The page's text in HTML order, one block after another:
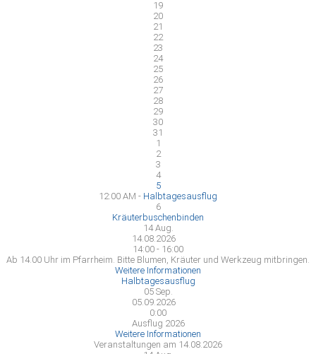
19
20
21
22
23
24
25
26
27
28
29
30
31
1
2
3
4
5
12:00 AM - Halbtagesausflug
6
Kräuterbuschenbinden
14 Aug.
14.08.2026
14:00 - 16:00
Ab 14.00 Uhr im Pfarrheim. Bitte Blumen, Kräuter und Werkzeug mitbringen.
Weitere Informationen
Halbtagesausflug
05 Sep.
05.09.2026
0:00
Ausflug 2026
Weitere Informationen
Veranstaltungen am 14.08.2026